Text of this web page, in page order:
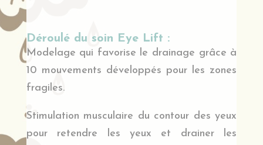
Déroulé du soin Eye Lift :
Modelage qui favorise le drainage grâce à
10 mouvements développés pour les zones
fragiles.
Stimulation musculaire du contour des yeux
pour retendre les yeux et drainer les